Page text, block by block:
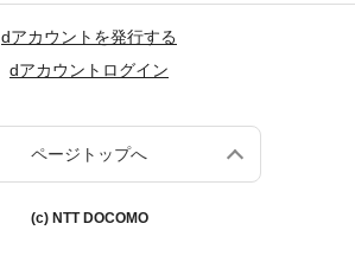
dアカウントを発行する
dアカウントログイン
ページトップへ
(c) NTT DOCOMO